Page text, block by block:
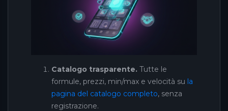
Catalogo trasparente. Tutte le
formule, prezzi, min/max e velocità su la
pagina del catalogo completo, senza
registrazione.